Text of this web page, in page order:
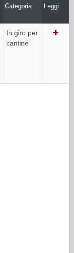
Categoria Leggi
In giro per
cantine